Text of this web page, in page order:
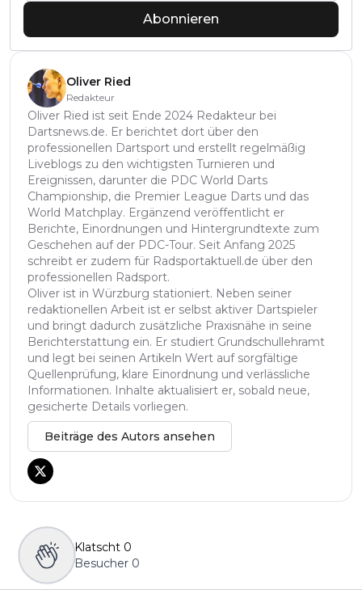
Abonnieren
Oliver Ried
Redakteur
Oliver Ried ist seit Ende 2024 Redakteur bei
Dartsnews.de. Er berichtet dort über den
professionellen Dartsport und erstellt regelmäßig
Liveblogs zu den wichtigsten Turnieren und
Ereignissen, darunter die PDC World Darts
Championship, die Premier League Darts und das
World Matchplay. Ergänzend veröffentlicht er
Berichte, Einordnungen und Hintergrundtexte zum
Geschehen auf der PDC-Tour. Seit Anfang 2025
schreibt er zudem für Radsportaktuell.de über den
professionellen Radsport.
Oliver ist in Würzburg stationiert. Neben seiner
redaktionellen Arbeit ist er selbst aktiver Dartspieler
und bringt dadurch zusätzliche Praxisnähe in seine
Berichterstattung ein. Er studiert Grundschullehramt
und legt bei seinen Artikeln Wert auf sorgfältige
Quellenprüfung, klare Einordnung und verlässliche
Informationen. Inhalte aktualisiert er, sobald neue,
gesicherte Details vorliegen.
Beiträge des Autors ansehen
Klatscht 0
Besucher 0